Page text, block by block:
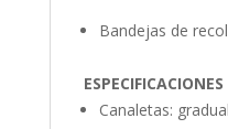
Bandejas de
Canaletas: